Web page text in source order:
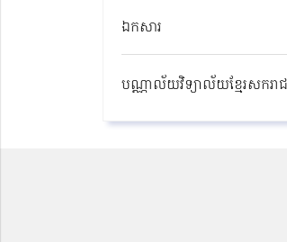
ឯកសារ
បណ្ណាល័យវិទ្យាល័យខ្មែរសករាជ